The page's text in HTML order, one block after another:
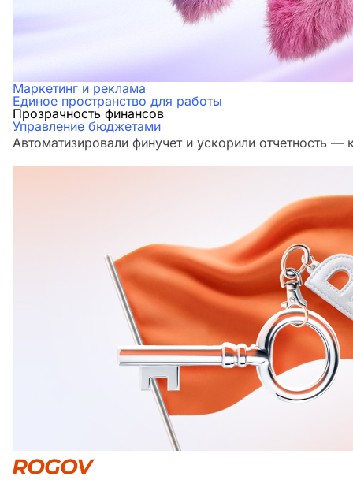
Маркетинг и реклама
Единое пространство для работы
Прозрачность финансов
Управление бюджетами
Автоматизировали финучет и ускорили отчетность —